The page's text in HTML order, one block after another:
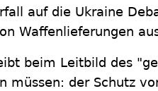
auf die Ukraine
Waffenlieferungen
beim Leitbild des
müssen: der Schutz